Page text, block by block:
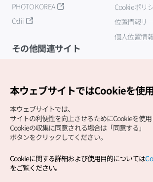
PHOTO KOREA
Odii
Cookieポリ
位置情報サ
個人位置情
その他関連サイト
Copyright (c) Korea Tourism Organization All
本ウェブサイトではCookieを使用
本ウェブサイトでは、
サイトの利便性を向上させるためにCookieを使用
Cookieの収集に同意される場合は「同意する」
ボタンをクリックしてください。
Cookieに関する詳細および使用目的については
をご覧ください。